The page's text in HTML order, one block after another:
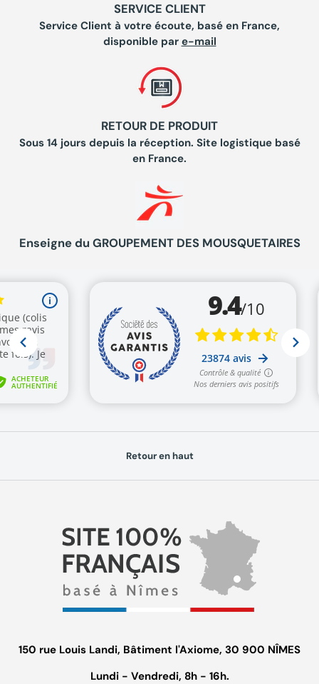
SERVICE CLIENT
Service Client à votre écoute, basé en France,
disponible par e-mail
RETOUR DE PRODUIT
Sous 14 jours depuis la réception. Site logistique basé
en France.
Enseigne du GROUPEMENT DES MOUSQUETAIRES
Retour en haut
150 rue Louis Landi, Bâtiment l'Axiome, 30 900 NÎMES
Lundi - Vendredi, 8h - 16h.